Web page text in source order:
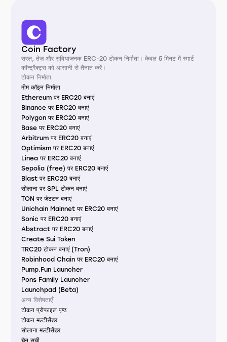
Coin Factory
सरल, तेज़ और सुविधाजनक ERC-20 टोकन निर्माता। केवल 5 मिनट में स्मार्ट
कॉन्ट्रैक्ट्स को आसानी से तैनात करें।
टोकन निर्माता
मीम कॉइन निर्माता
Ethereum पर ERC20 बनाएं
Binance पर ERC20 बनाएं
Polygon पर ERC20 बनाएं
Base पर ERC20 बनाएं
Arbitrum पर ERC20 बनाएं
Optimism पर ERC20 बनाएं
Linea पर ERC20 बनाएं
Sepolia (free) पर ERC20 बनाएं
Blast पर ERC20 बनाएं
सोलाना पर SPL टोकन बनाएं
TON पर जेटटन बनाएं
Unichain Mainnet पर ERC20 बनाएं
Sonic पर ERC20 बनाएं
Abstract पर ERC20 बनाएं
Create Sui Token
TRC20 टोकन बनाएं (Tron)
Robinhood Chain पर ERC20 बनाएं
Pump.Fun Launcher
Pons Family Launcher
Launchpad (Beta)
अन्य विशेषताएँ
टोकन प्रोफाइल पृष्ठ
टोकन मल्टीसेंडर
सोलाना मल्टीसेंडर
चेन सूची